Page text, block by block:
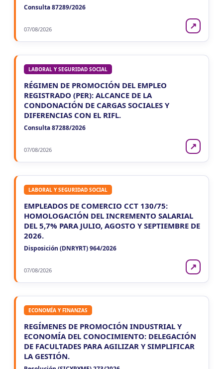
Consulta 87289/2026
07/08/2026 ↗
LABORAL Y SEGURIDAD SOCIAL
RÉGIMEN DE PROMOCIÓN DEL EMPLEO
REGISTRADO (PER): ALCANCE DE LA
CONDONACIÓN DE CARGAS SOCIALES Y
DIFERENCIAS CON EL RIFL.
Consulta 87288/2026
07/08/2026 ↗
LABORAL Y SEGURIDAD SOCIAL
EMPLEADOS DE COMERCIO CCT 130/75:
HOMOLOGACIÓN DEL INCREMENTO SALARIAL
DEL 5,7% PARA JULIO, AGOSTO Y SEPTIEMBRE DE
2026.
Disposición (DNRYRT) 964/2026
07/08/2026 ↗
ECONOMÍA Y FINANZAS
REGÍMENES DE PROMOCIÓN INDUSTRIAL Y
ECONOMÍA DEL CONOCIMIENTO: DELEGACIÓN
DE FACULTADES PARA AGILIZAR Y SIMPLIFICAR
LA GESTIÓN.